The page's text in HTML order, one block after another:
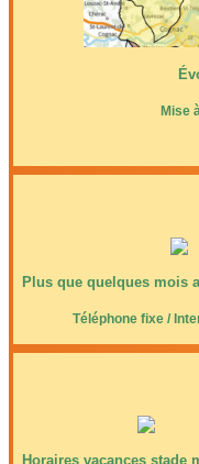
Mise
Plus que quelques mois
Téléphone fixe /
Horaires vacances stade